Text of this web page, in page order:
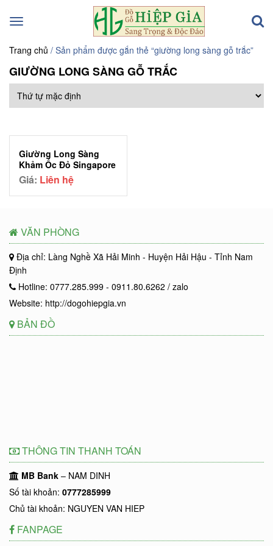
Toggle
Trang chủ / Sản phẩm được gắn thẻ “giường long sàng gỗ trắc”
GIƯỜNG LONG SÀNG GỖ TRẮC
Giường Long Sàng
Khảm Ốc Đỏ Singapore
MS: 05
Giá: Liên hệ
VĂN PHÒNG
Địa chỉ: Làng Nghề Xã Hải Minh - Huyện Hải Hậu - Tỉnh Nam
Định
Hotline: 0777.285.999 - 0911.80.6262 / zalo
Website: http://dogohiepgia.vn
BẢN ĐỒ
THÔNG TIN THANH TOÁN
MB Bank – NAM DINH
Số tài khoản: 0777285999
Chủ tài khoản: NGUYEN VAN HIEP
FANPAGE